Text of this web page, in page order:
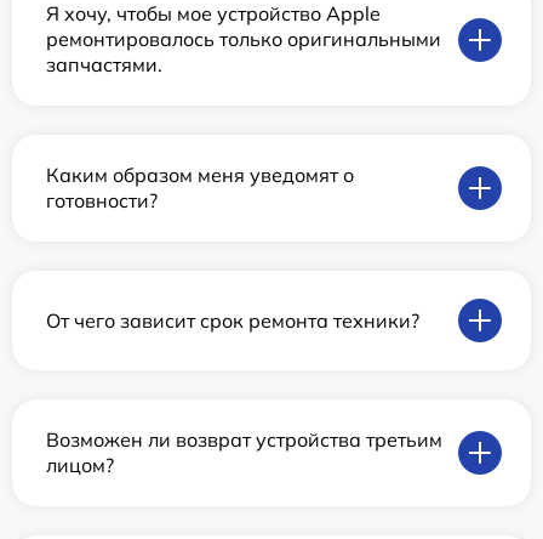
Я хочу, чтобы мое устройство Apple
ремонтировалось только оригинальными
запчастями.
Каким образом меня уведомят о
готовности?
От чего зависит срок ремонта техники?
Возможен ли возврат устройства третьим
лицом?